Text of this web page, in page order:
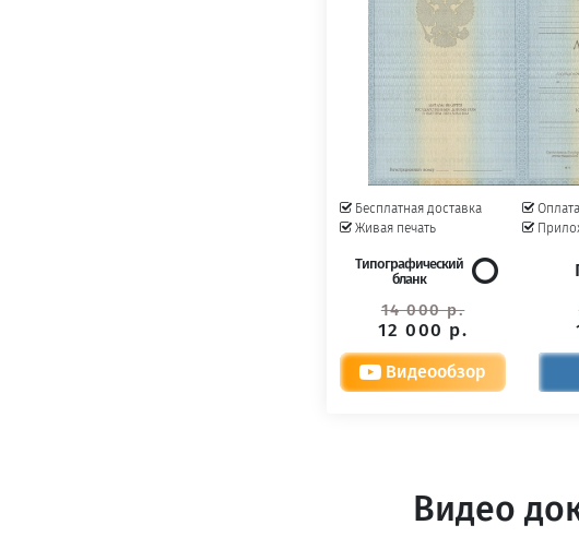
Бесплатная доставка
Живая печать
Типографический
бланк
14 000 р.
12 000 р.
Видеообзор
Видео